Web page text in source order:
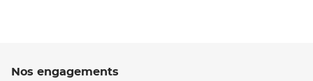
Nos engagements